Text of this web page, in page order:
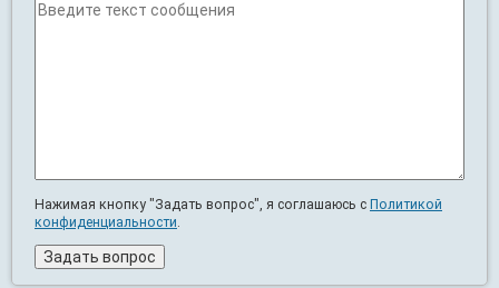
Нажимая кнопку "Задать вопрос", я соглашаюсь с Политикой
конфиденциальности.